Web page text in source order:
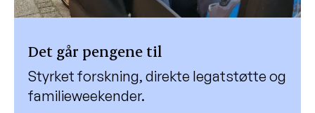
Det går pengene til
Styrket forskning, direkte legatstøtte og
familieweekender.